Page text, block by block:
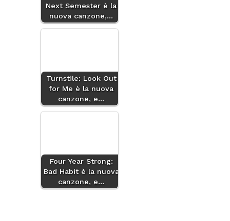
Next Semester è la
nuova canzone,…
Turnstile: Look Out
for Me è la nuova
canzone, e…
Four Year Strong:
Bad Habit è la nuova
canzone, e…